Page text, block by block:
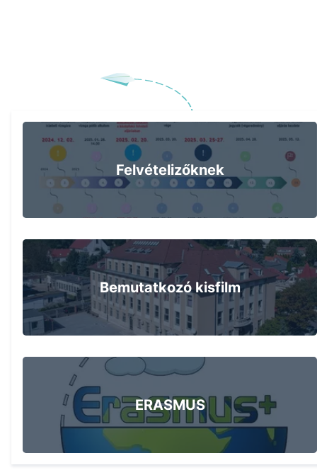
Felvételizőknek
Bemutatkozó kisfilm
ERASMUS